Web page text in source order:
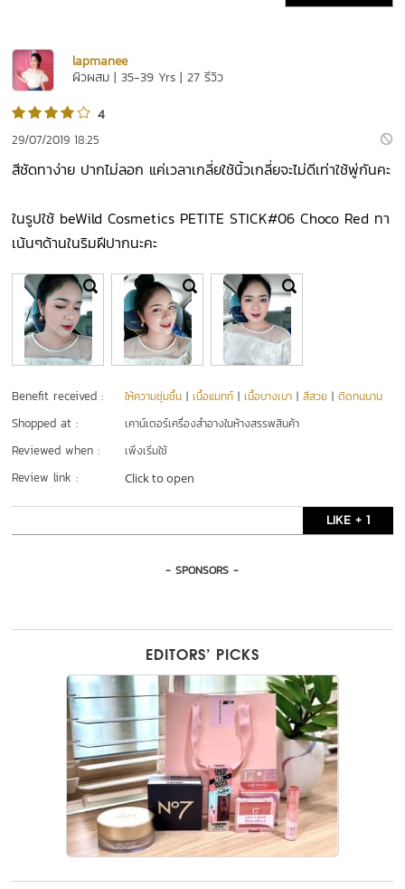
lapmanee
ผิวผสม | 35-39 Yrs | 27 รีวิว
4
29/07/2019 18:25
สีชัดทาง่าย ปากไม่ลอก แค่เวลาเกลี่ยใช้นิ้วเกลี่ยจะไม่ดีเท่าใช้พู่กันคะ
ในรูปใช้ beWild Cosmetics PETITE STICK#06 Choco Red ทา
เน้นๆด้านในริมฝีปากนะคะ
Benefit received : ให้ความชุ่มชื้น |เนื้อแมทท์ |เนื้อบางเบา |สีสวย |ติดทนนาน
Shopped at : เคาน์เตอร์เครื่องสำอางในห้างสรรพสินค้า
Reviewed when : เพิ่งเริ่มใช้
Review link : Click to open
LIKE + 1
- SPONSORS -
EDITORS’ PICKS